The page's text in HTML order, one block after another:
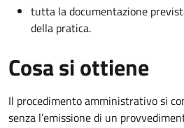
tutta la documentazione
della pratica.
Cosa si ottiene
Il procedimento amministrativo si
senza l’emissione di un